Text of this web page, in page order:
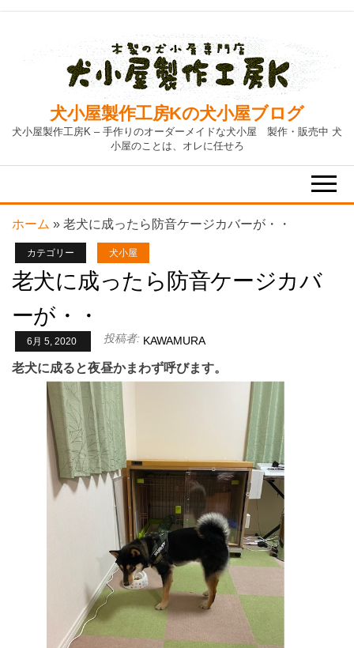
content
犬小屋製作工房Kの犬小屋ブログ
犬小屋製作工房K – 手作りのオーダーメイドな犬小屋 製作・販売中 犬
小屋のことは、オレに任せろ
ホーム » 老犬に成ったら防音ケージカバーが・・
カテゴリー 犬小屋
老犬に成ったら防音ケージカバ
ーが・・
6月 5, 2020 投稿者: KAWAMURA
老犬に成ると夜昼かまわず呼びます。